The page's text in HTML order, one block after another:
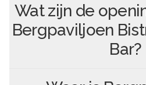
Wat zijn de
Bergpaviljoen
Bar?